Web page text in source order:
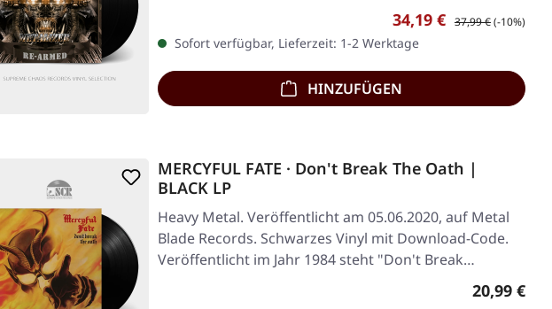
Verkaufspreis:
34,19 € Regulärer Preis:
37,99 €(-10%)
Sofort verfügbar, Lieferzeit: 1-2 Werktage
HINZUFÜGEN
MERCYFUL FATE · Don't Break The Oath |
BLACK LP
Heavy Metal. Veröffentlicht am 05.06.2020, auf Metal
Blade Records. Schwarzes Vinyl mit Download-Code.
Veröffentlicht im Jahr 1984 steht "Don't Break…
Regulärer
20,99 €